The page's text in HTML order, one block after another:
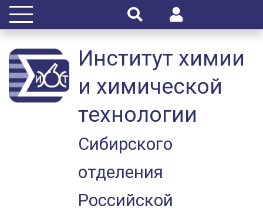
Институт химии
и химической
технологии
Сибирского
отделения
Российской